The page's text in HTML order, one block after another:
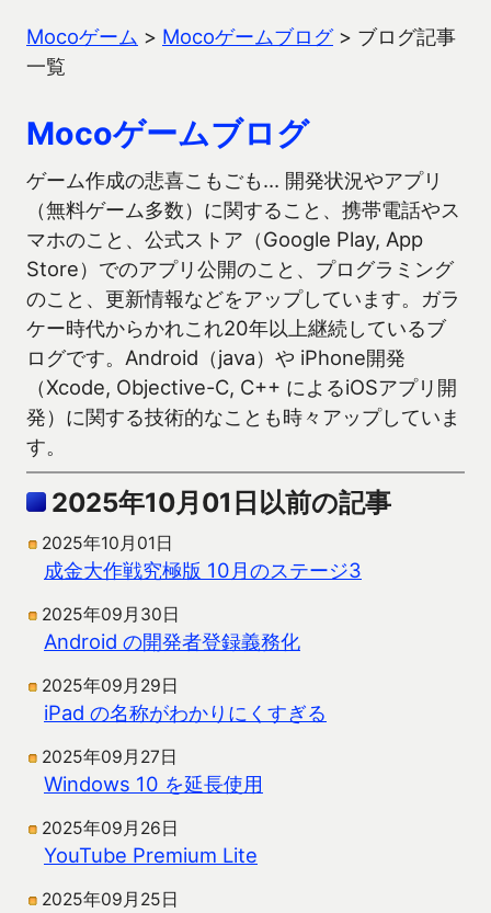
Mocoゲーム > Mocoゲームブログ> ブログ記事
一覧
Mocoゲームブログ
ゲーム作成の悲喜こもごも… 開発状況やアプリ
（無料ゲーム多数）に関すること、携帯電話やス
マホのこと、公式ストア（Google Play, App
Store）でのアプリ公開のこと、プログラミング
のこと、更新情報などをアップしています。ガラ
ケー時代からかれこれ20年以上継続しているブ
ログです。Android（java）や iPhone開発
（Xcode, Objective-C, C++ によるiOSアプリ開
発）に関する技術的なことも時々アップしていま
す。
2025年10月01日以前の記事
2025年10月01日
成金大作戦究極版 10月のステージ3
2025年09月30日
Android の開発者登録義務化
2025年09月29日
iPad の名称がわかりにくすぎる
2025年09月27日
Windows 10 を延長使用
2025年09月26日
YouTube Premium Lite
2025年09月25日